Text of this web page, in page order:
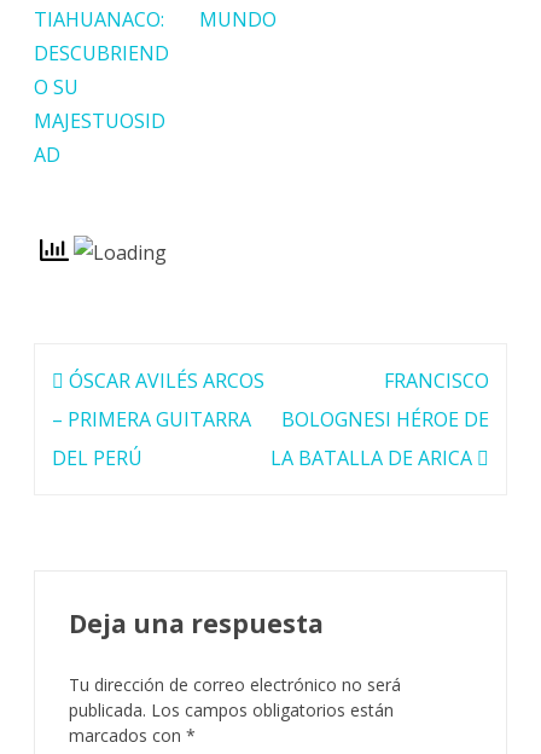
TIAHUANACO:
DESCUBRIEND
O SU
MAJESTUOSID
AD
MUNDO
Navegación
de
entradas
ÓSCAR AVILÉS ARCOS
– PRIMERA GUITARRA
DEL PERÚ
FRANCISCO
BOLOGNESI HÉROE DE
LA BATALLA DE ARICA
Deja una respuesta
Tu dirección de correo electrónico no será
publicada. Los campos obligatorios están
marcados con *